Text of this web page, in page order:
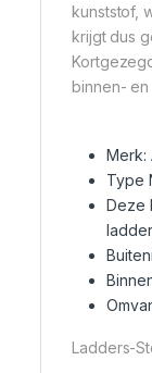
kunststof,
krijgt dus
binnen-
Merk:
Type
Deze
Ladders-